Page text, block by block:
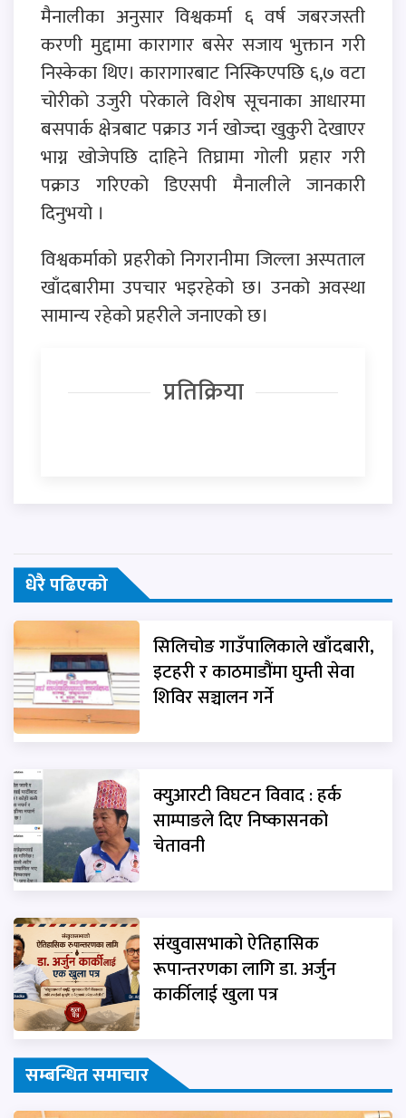
मैनालीका अनुसार विश्वकर्मा ६ वर्ष जबरजस्ती
करणी मुद्दामा कारागार बसेर सजाय भुक्तान गरी
निस्केका थिए। कारागारबाट निस्किएपछि ६,७ वटा
चोरीको उजुरी परेकाले विशेष सूचनाका आधारमा
बसपार्क क्षेत्रबाट पक्राउ गर्न खोज्दा खुकुरी देखाएर
भाग्न खोजेपछि दाहिने तिघ्रामा गोली प्रहार गरी
पक्राउ गरिएको डिएसपी मैनालीले जानकारी
दिनुभयो ।
विश्वकर्माको प्रहरीको निगरानीमा जिल्ला अस्पताल
खाँदबारीमा उपचार भइरहेको छ। उनको अवस्था
सामान्य रहेको प्रहरीले जनाएको छ।
प्रतिक्रिया
धेरै पढिएको
सिलिचोङ गाउँपालिकाले खाँदबारी,
इटहरी र काठमाडौंमा घुम्ती सेवा
शिविर सञ्चालन गर्ने
क्युआरटी विघटन विवाद : हर्क
साम्पाङले दिए निष्कासनको
चेतावनी
संखुवासभाको ऐतिहासिक
रूपान्तरणका लागि डा. अर्जुन
कार्कीलाई खुला पत्र
सम्बन्धित समाचार